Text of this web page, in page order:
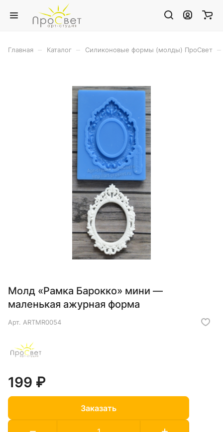
Главная Каталог Силиконовые формы (молды) ПроСвет
Молд «Рамка Барокко» мини —
маленькая ажурная форма
Арт. ARTMR0054
199 ₽
Заказать